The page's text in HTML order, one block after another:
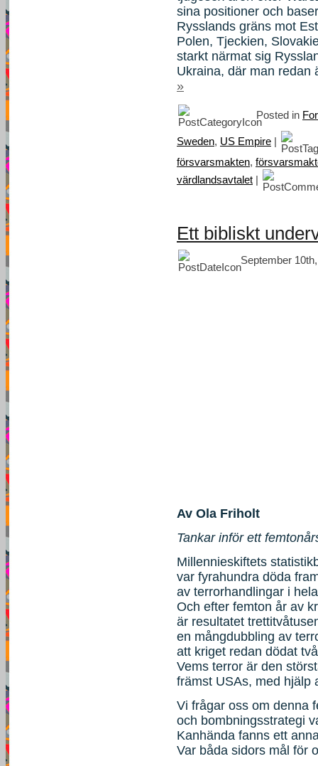
sina positioner och
Rysslands gräns mot
Polen, Tjeckien,
starkt närmat sig
Ukraina, där man redan
»
Posted in
Sweden, US Empire |
försvarsmakten,
värdlandsavtalet |
Ett bibliskt
September
Av Ola Friholt
Tankar inför ett
Millennieskiftets
var fyrahundra döda
av terrorhandlingar i
Och efter femton år av
är resultatet
en mångdubbling av
att kriget redan dödat
Vems terror är den
främst USAs, med hjälp
Vi frågar oss om denna
och bombningsstrategi
Kanhända fanns ett
Var båda sidors mål för